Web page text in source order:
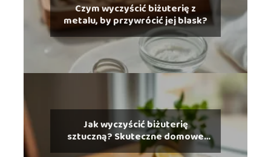
Czym wyczyścić biżuterię z
metalu, by przywrócić jej blask?
Jak wyczyścić biżuterię
sztuczną? Skuteczne domowe
sposoby